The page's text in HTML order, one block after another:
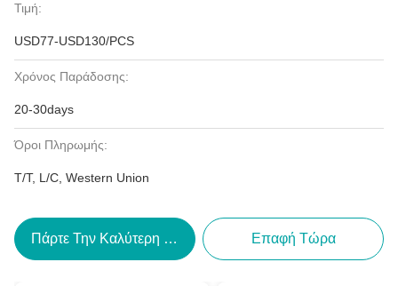
Τιμή:
USD77-USD130/PCS
Χρόνος Παράδοσης:
20-30days
Όροι Πληρωμής:
T/T, L/C, Western Union
Πάρτε Την Καλύτερη Τιμή Επαφή Τώρα